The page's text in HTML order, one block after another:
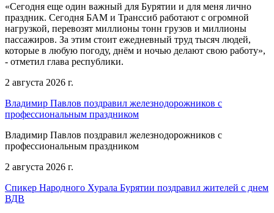
«Сегодня еще один важный для Бурятии и для меня лично
праздник. Сегодня БАМ и Транссиб работают с огромной
нагрузкой, перевозят миллионы тонн грузов и миллионы
пассажиров. За этим стоит ежедневный труд тысяч людей,
которые в любую погоду, днём и ночью делают свою работу»,
- отметил глава республики.
2 августа 2026 г.
Владимир Павлов поздравил железнодорожников с
профессиональным праздником
Владимир Павлов поздравил железнодорожников с
профессиональным праздником
2 августа 2026 г.
Спикер Народного Хурала Бурятии поздравил жителей с днем
ВДВ